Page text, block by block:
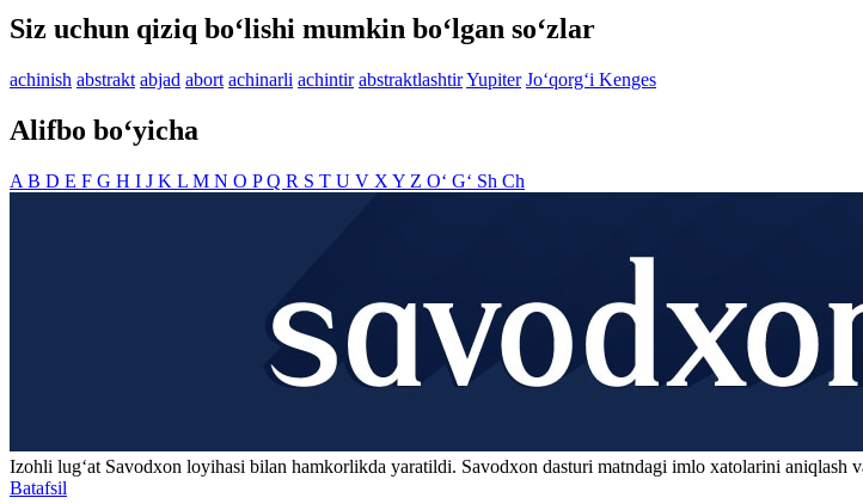
Siz uchun qiziq bo‘lishi mumkin bo‘lgan so‘zlar
achinish abstrakt abjad abort achinarli achintir abstraktlashtirYupiter Jo‘qorg‘i Kenges
Alifbo bo‘yicha
A B D E F G H I J K L M N O PQ R S T U V X Y Z O‘ G‘ Sh Ch
Izohli lugʻat Savodxon loyihasi bilan hamkorlikda yaratildi. Savodxon dasturi matndagi imlo xatolarini aniqlash
Batafsil